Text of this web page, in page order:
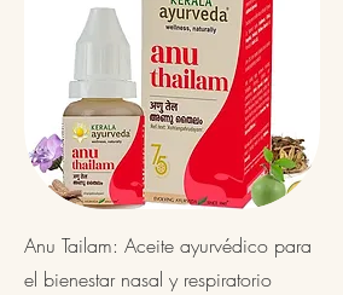
Vista rápida
Anu Tailam: Aceite ayurvédico para
el bienestar nasal y respiratorio